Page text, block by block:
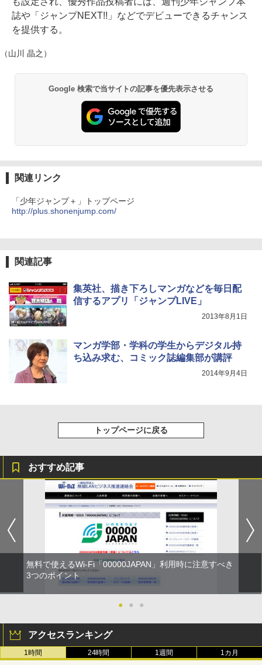
誌や「ジャンプNEXT!!」などでデビューできるチャンス
を提供する。
（山川 晶之）
Google 検索で当サイトの記事を優先表示させる
関連リンク
「少年ジャンプ＋」トップページ
http://plus.shonenjump.com/
関連記事
集英社、描き下ろしマンガなどを毎日配
信するアプリ「ジャンプLIVE」
2013年8月1日
マンガ学部・学科の学生からデジタル持
ち込み求む、コミック誌編集部が講評
2014年9月4日
トップページに戻る
おすすめ記事
無料で使えるWi-Fi「00000JAPAN」利用時に注意すべき
3つのポイント
● ● ●
アクセスランキング
1時間 24時間 1週間 1カ月